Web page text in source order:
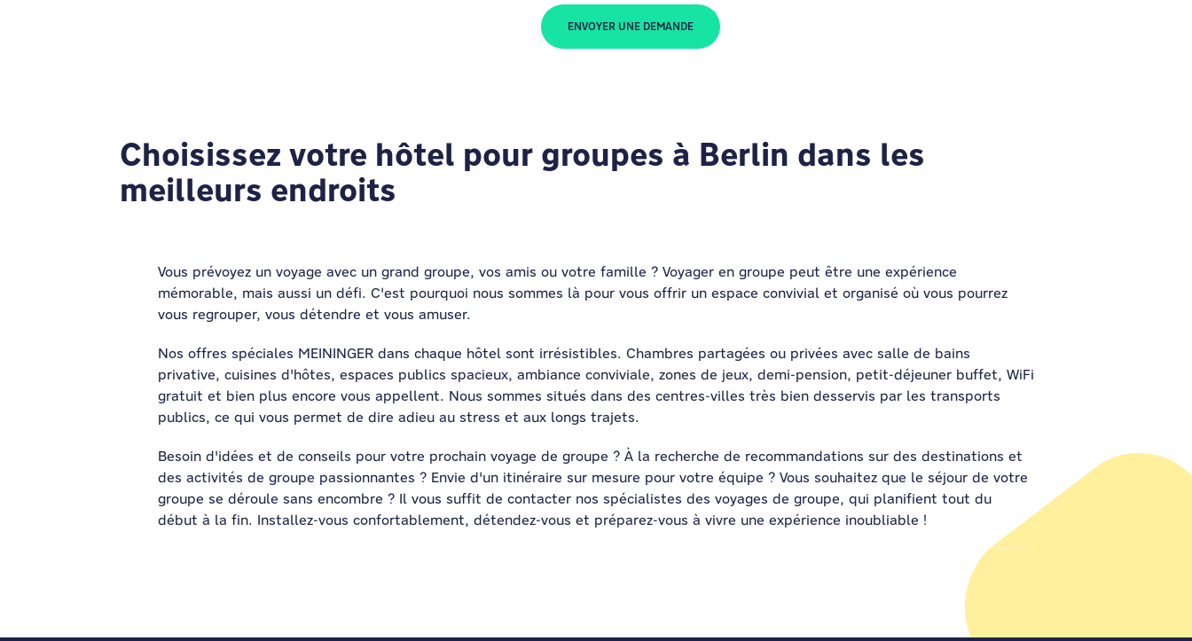
ENVOYER UNE DEMANDE
Choisissez votre hôtel pour groupes à Berlin dans les
meilleurs endroits
Vous prévoyez un voyage avec un grand groupe, vos amis ou votre famille ? Voyager en groupe peut être une expérience
mémorable, mais aussi un défi. C'est pourquoi nous sommes là pour vous offrir un espace convivial et organisé où vous pourrez
vous regrouper, vous détendre et vous amuser.
Nos offres spéciales MEININGER dans chaque hôtel sont irrésistibles. Chambres partagées ou privées avec salle de bains
privative, cuisines d'hôtes, espaces publics spacieux, ambiance conviviale, zones de jeux, demi-pension, petit-déjeuner buffet, WiFi
gratuit et bien plus encore vous appellent. Nous sommes situés dans des centres-villes très bien desservis par les transports
publics, ce qui vous permet de dire adieu au stress et aux longs trajets.
Besoin d'idées et de conseils pour votre prochain voyage de groupe ? À la recherche de recommandations sur des destinations et
des activités de groupe passionnantes ? Envie d'un itinéraire sur mesure pour votre équipe ? Vous souhaitez que le séjour de votre
groupe se déroule sans encombre ? Il vous suffit de contacter nos spécialistes des voyages de groupe, qui planifient tout du
début à la fin. Installez-vous confortablement, détendez-vous et préparez-vous à vivre une expérience inoubliable !